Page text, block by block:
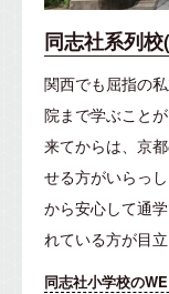
同志社系列
関西でも屈指の
院まで学ぶこと
来てからは、京
せる方がいらっ
から安心して通
れている方が目立
同志社小学校の